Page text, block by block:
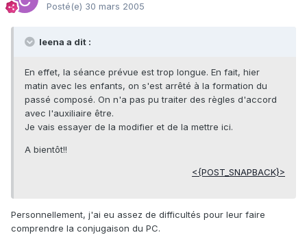
Posté(e) 30 mars 2005
leena a dit :
En effet, la séance prévue est trop longue. En fait, hier
matin avec les enfants, on s'est arrêté à la formation du
passé composé. On n'a pas pu traiter des règles d'accord
avec l'auxiliaire être.
Je vais essayer de la modifier et de la mettre ici.
A bientôt!!
<{POST_SNAPBACK}>
Personnellement, j'ai eu assez de difficultés pour leur faire
comprendre la conjugaison du PC.